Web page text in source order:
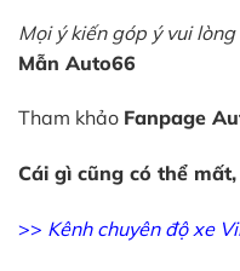
Mọi ý kiến góp ý vui
Mẫn Auto66
Tham khảo Fanpage
Cái gì cũng có thể
>> Kênh chuyên độ xe